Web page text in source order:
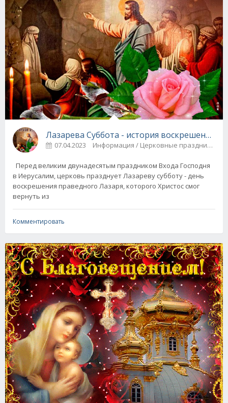
Лазарева Суббота - история воскрешения
07.04.2023 Информация / Церковные праздники
Перед великим двунадесятым праздником Входа Господня
в Иерусалим, церковь празднует Лазареву субботу - день
воскрешения праведного Лазаря, которого Христос смог
вернуть из
Комментировать